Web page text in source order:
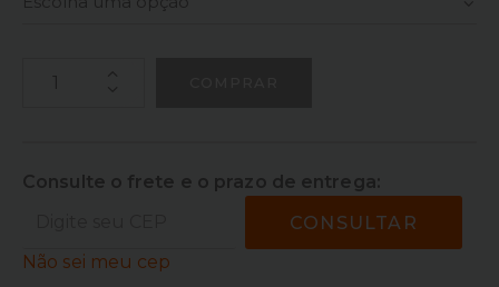
Consulte o frete e o prazo de entrega:
CONSULTAR
Não sei meu cep